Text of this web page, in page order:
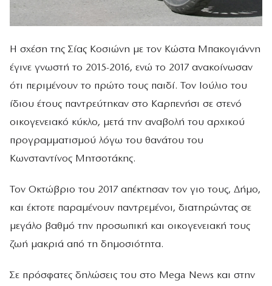
Η σχέση της Σίας Κοσιώνη με τον Κώστα Μπακογιάννη
έγινε γνωστή το 2015-2016, ενώ το 2017 ανακοίνωσαν
ότι περιμένουν το πρώτο τους παιδί. Τον Ιούλιο του
ίδιου έτους παντρεύτηκαν στο Καρπενήσι σε στενό
οικογενειακό κύκλο, μετά την αναβολή του αρχικού
προγραμματισμού λόγω του θανάτου του
Κωνσταντίνος Μητσοτάκης.
Τον Οκτώβριο του 2017 απέκτησαν τον γιο τους, Δήμο,
και έκτοτε παραμένουν παντρεμένοι, διατηρώντας σε
μεγάλο βαθμό την προσωπική και οικογενειακή τους
ζωή μακριά από τη δημοσιότητα.
Σε πρόσφατες δηλώσεις του στο Mega News και στην